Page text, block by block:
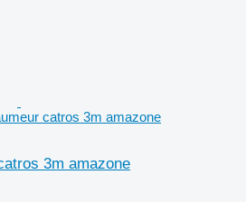
catros 3m amazone
3m amazone